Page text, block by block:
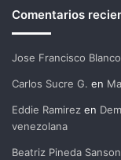
Comentarios
Jose Francisco Blanco
Carlos Sucre G. en
Eddie Ramirez en
venezolana
Beatriz Pineda